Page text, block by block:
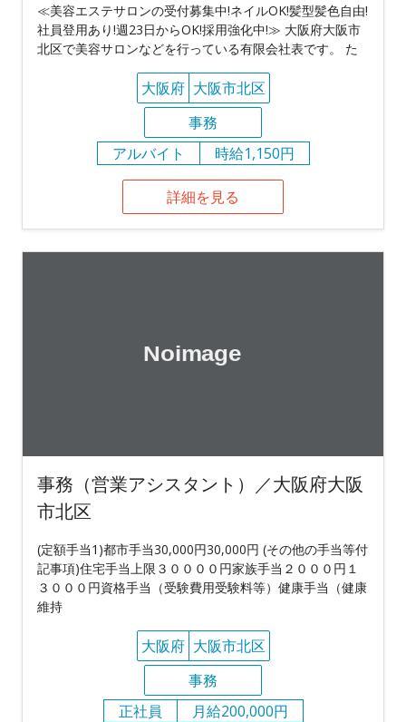
≪美容エステサロンの受付募集中!ネイルOK!髪型髪色自由!
社員登用あり!週23日からOK!採用強化中!≫ 大阪府大阪市
北区で美容サロンなどを行っている有限会社表です。 た
大阪府 大阪市北区
事務
アルバイト
時給1,150円
詳細を見る
事務（営業アシスタント）／大阪府大阪
市北区
(定額手当1)都市手当30,000円30,000円 (その他の手当等付
記事項)住宅手当上限３００００円家族手当２０００円１
３０００円資格手当（受験費用受験料等）健康手当（健康
維持
大阪府 大阪市北区
事務
正社員
月給200,000円